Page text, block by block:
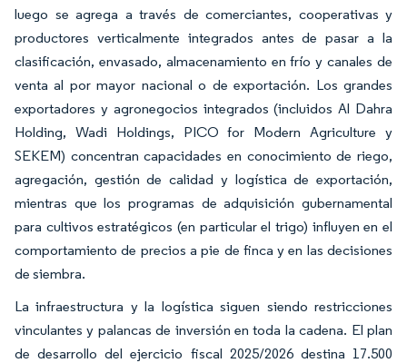
luego se agrega a través de comerciantes, cooperativas y
productores verticalmente integrados antes de pasar a la
clasificación, envasado, almacenamiento en frío y canales de
venta al por mayor nacional o de exportación. Los grandes
exportadores y agronegocios integrados (incluidos Al Dahra
Holding, Wadi Holdings, PICO for Modern Agriculture y
SEKEM) concentran capacidades en conocimiento de riego,
agregación, gestión de calidad y logística de exportación,
mientras que los programas de adquisición gubernamental
para cultivos estratégicos (en particular el trigo) influyen en el
comportamiento de precios a pie de finca y en las decisiones
de siembra.
La infraestructura y la logística siguen siendo restricciones
vinculantes y palancas de inversión en toda la cadena. El plan
de desarrollo del ejercicio fiscal 2025/2026 destina 17.500